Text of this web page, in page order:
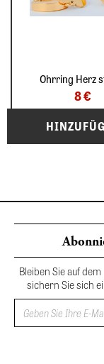
Ohrring Herz
8 €
Bleiben Sie auf
sichern Sie sich